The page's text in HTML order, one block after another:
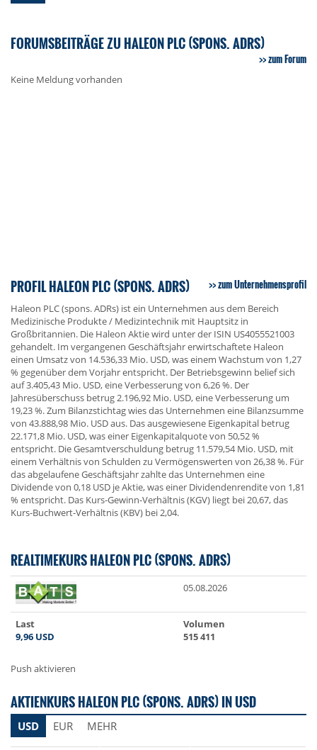
FORUMSBEITRÄGE ZU HALEON PLC (SPONS. ADRS)
zum Forum
Keine Meldung vorhanden
PROFIL HALEON PLC (SPONS. ADRS) zum Unternehmensprofil
Haleon PLC (spons. ADRs) ist ein Unternehmen aus dem Bereich
Medizinische Produkte / Medizintechnik mit Hauptsitz in
Großbritannien. Die Haleon Aktie wird unter der ISIN US4055521003
gehandelt. Im vergangenen Geschäftsjahr erwirtschaftete Haleon
einen Umsatz von 14.536,33 Mio. USD, was einem Wachstum von 1,27
% gegenüber dem Vorjahr entspricht. Der Betriebsgewinn belief sich
auf 3.405,43 Mio. USD, eine Verbesserung von 6,26 %. Der
Jahresüberschuss betrug 2.196,92 Mio. USD, eine Verbesserung um
19,23 %. Zum Bilanzstichtag wies das Unternehmen eine Bilanzsumme
von 43.888,98 Mio. USD aus. Das ausgewiesene Eigenkapital betrug
22.171,8 Mio. USD, was einer Eigenkapitalquote von 50,52 %
entspricht. Die Gesamtverschuldung betrug 11.579,54 Mio. USD, mit
einem Verhältnis von Schulden zu Vermögenswerten von 26,38 %. Für
das abgelaufene Geschäftsjahr zahlte das Unternehmen eine
Dividende von 0,18 USD je Aktie, was einer Dividendenrendite von 1,81
% entspricht. Das Kurs-Gewinn-Verhältnis (KGV) liegt bei 20,67, das
Kurs-Buchwert-Verhältnis (KBV) bei 2,04.
REALTIMEKURS HALEON PLC (SPONS. ADRS)
05.08.2026
Last
9,96 USD
Volumen
515 411
Push aktivieren
AKTIENKURS HALEON PLC (SPONS. ADRS) IN USD
USD EUR MEHR